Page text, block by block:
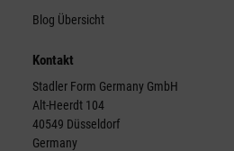
Blog Übersicht
Kontakt
Stadler Form Germany GmbH
Alt-Heerdt 104
40549 Düsseldorf
Germany